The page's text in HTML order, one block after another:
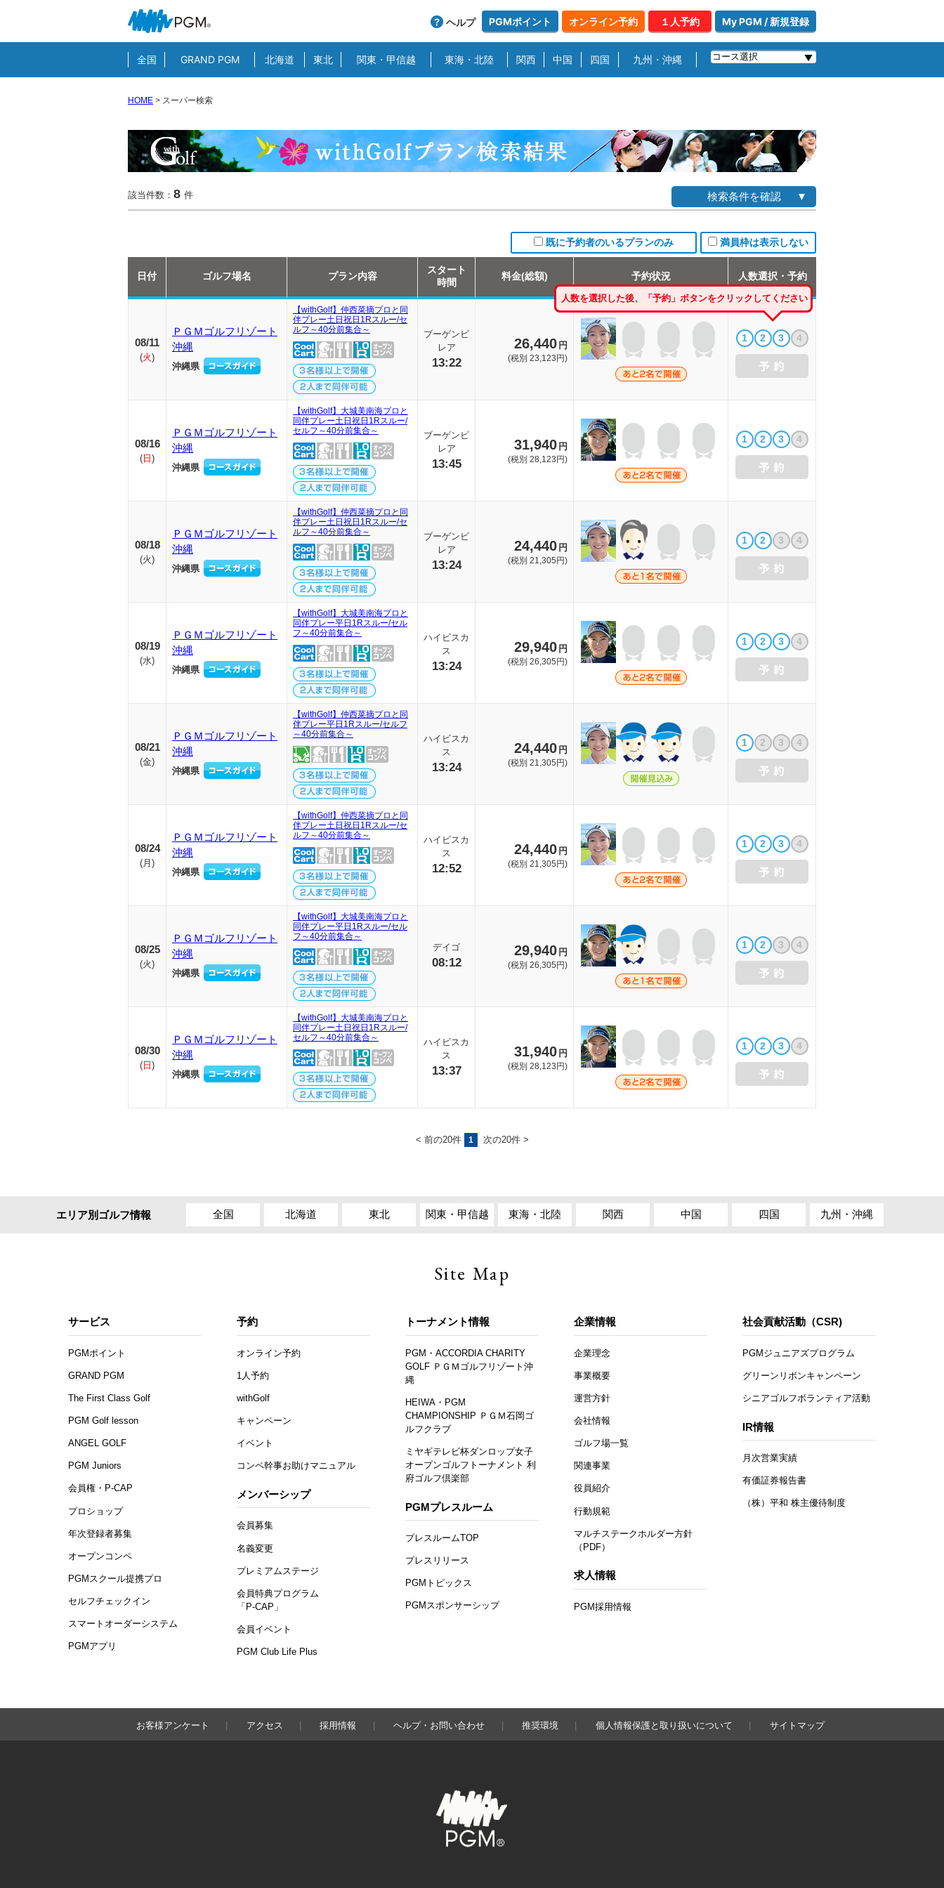
ヘルプ PGMポイント オンライン予約 １人予約 My PGM / 新規登録
全国 GRAND PGM 北海道 東北 関東・甲信越 東海・北陸 関西 中国 四国 九州・沖縄
HOME > スーパー検索
該当件数： 8 件 検索条件を確認
満員枠は表示しない
既に予約者のいるプランのみ
日付 ゴルフ場名 プラン内容
スタート
時間
料金(総額) 予約状況 人数選択・予約
08/11
(火)
ＰＧＭゴルフリゾート
沖縄
沖縄県
【withGolf】仲西菜摘プロと同
伴プレー土日祝日1Rスルー/セ
ルフ～40分前集合～
ブーゲンビ
レア
13:22
26,440円
(税別 23,123円)
1 2 3 4
08/16
(日)
ＰＧＭゴルフリゾート
沖縄
沖縄県
【withGolf】大城美南海プロと
同伴プレー土日祝日1Rスルー/
セルフ～40分前集合～
ブーゲンビ
レア
13:45
31,940円
(税別 28,123円)
1 2 3 4
08/18
(火)
ＰＧＭゴルフリゾート
沖縄
沖縄県
【withGolf】仲西菜摘プロと同
伴プレー土日祝日1Rスルー/セ
ルフ～40分前集合～
ブーゲンビ
レア
13:24
24,440円
(税別 21,305円)
1 2 3 4
08/19
(水)
ＰＧＭゴルフリゾート
沖縄
沖縄県
【withGolf】大城美南海プロと
同伴プレー平日1Rスルー/セル
フ～40分前集合～
ハイビスカ
ス
13:24
29,940円
(税別 26,305円)
1 2 3 4
08/21
(金)
ＰＧＭゴルフリゾート
沖縄
沖縄県
【withGolf】仲西菜摘プロと同
伴プレー平日1Rスルー/セルフ
～40分前集合～
ハイビスカ
ス
13:24
24,440円
(税別 21,305円)
1 2 3 4
08/24
( 月 )
ＰＧＭゴルフリゾート
沖縄
沖縄県
【withGolf】仲西菜摘プロと同
伴プレー土日祝日1Rスルー/セ
ルフ～40分前集合～
ハイビスカ
ス
12:52
24,440円
(税別 21,305円)
1 2 3 4
08/25
(火)
ＰＧＭゴルフリゾート
沖縄
沖縄県
【withGolf】大城美南海プロと
同伴プレー平日1Rスルー/セル
フ～40分前集合～
デイゴ
08:12
29,940円
(税別 26,305円)
1 2 3 4
08/30
(日)
ＰＧＭゴルフリゾート
沖縄
沖縄県
【withGolf】大城美南海プロと
同伴プレー土日祝日1Rスルー/
セルフ～40分前集合～
ハイビスカ
ス
13:37
31,940円
(税別 28,123円)
1 2 3 4
人数を選択した後、「予約」ボタンをクリックしてください
< 前の20件 1 次の20件 >
エリア別ゴルフ情報 全国 北海道 東北 関東・甲信越 東海・北陸 関西 中国 四国 九州・沖縄
Site Map
サービス
PGMポイント
GRAND PGM
The First Class Golf
PGM Golf lesson
ANGEL GOLF
PGM Juniors
会員権・P-CAP
プロショップ
年次登録者募集
オープンコンペ
PGMスクール提携プロ
セルフチェックイン
スマートオーダーシステム
PGMアプリ
予約
オンライン予約
1人予約
withGolf
キャンペーン
イベント
コンペ幹事お助けマニュアル
メンバーシップ
会員募集
名義変更
プレミアムステージ
会員特典プログラム
「P-CAP」
会員イベント
PGM Club Life Plus
トーナメント情報
PGM・ACCORDIA CHARITY
GOLF ＰＧＭゴルフリゾート沖
縄
HEIWA・PGM
CHAMPIONSHIP ＰＧＭ石岡ゴ
ルフクラブ
ミヤギテレビ杯ダンロップ女子
オープンゴルフトーナメント 利
府ゴルフ倶楽部
PGMプレスルーム
プレスルームTOP
プレスリリース
PGMトピックス
PGMスポンサーシップ
企業情報
企業理念
事業概要
運営方針
会社情報
ゴルフ場一覧
関連事業
役員紹介
行動規範
マルチステークホルダー方針
（PDF）
求人情報
PGM採用情報
社会貢献活動（CSR)
PGMジュニアズプログラム
グリーンリボンキャンペーン
シニアゴルフボランティア活動
IR情報
月次営業実績
有価証券報告書
（株）平和 株主優待制度
お客様アンケート アクセス 採用情報 ヘルプ・お問い合わせ 推奨環境 個人情報保護と取り扱いについて サイトマップ